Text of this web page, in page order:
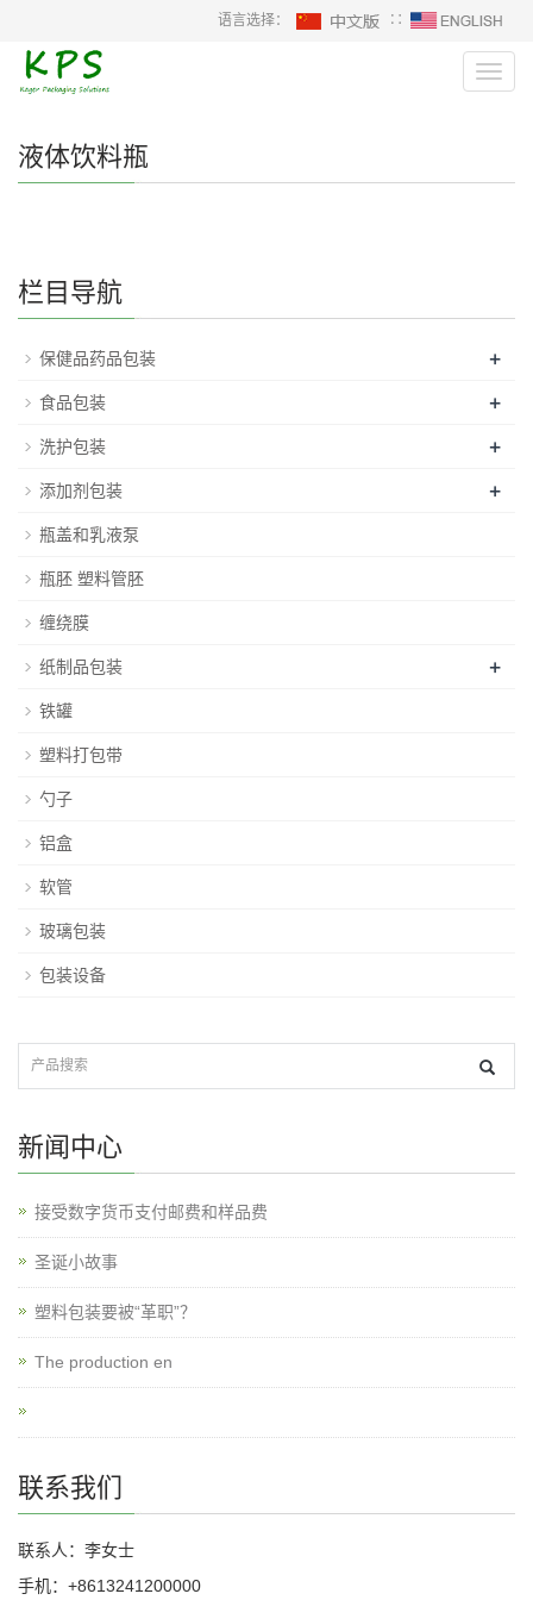
语言选择： ∷
液体饮料瓶
栏目导航
保健品药品包装 +
食品包装 +
洗护包装 +
添加剂包装 +
瓶盖和乳液泵
瓶胚 塑料管胚
缠绕膜
纸制品包装 +
铁罐
塑料打包带
勺子
铝盒
软管
玻璃包装
包装设备
新闻中心
接受数字货币支付邮费和样品费
圣诞小故事
塑料包装要被“革职”？
The production en
联系我们
联系人：李女士
手机：+8613241200000